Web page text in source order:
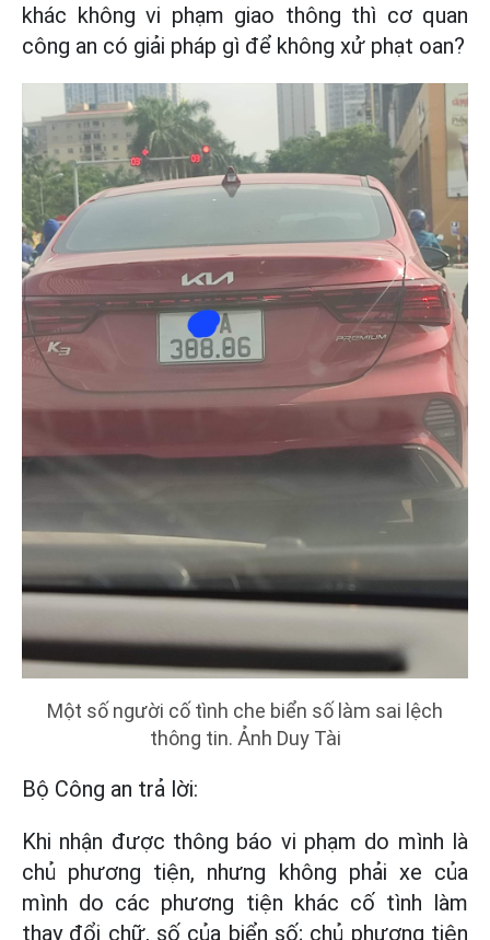
khác không vi phạm giao thông thì cơ quan
công an có giải pháp gì để không xử phạt oan?
Một số người cố tình che biển số làm sai lệch
thông tin. Ảnh Duy Tài
Bộ Công an trả lời:
Khi nhận được thông báo vi phạm do mình là
chủ phương tiện, nhưng không phải xe của
mình do các phương tiện khác cố tình làm
thay đổi chữ, số của biển số; chủ phương tiện